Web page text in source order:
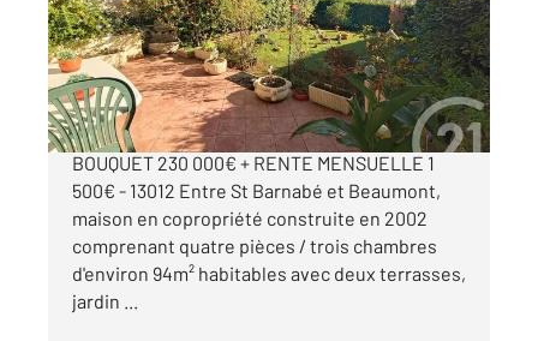
Maison à vendre
230 000 €
VIAGER OCCUPÉ 1 TÊTE (FEMME DE 90 ANS) -
BOUQUET 230 000€ + RENTE MENSUELLE 1
500€ - 13012 Entre St Barnabé et Beaumont,
maison en copropriété construite en 2002
comprenant quatre pièces / trois chambres
d'environ 94m² habitables avec deux terrasses,
jardin ...